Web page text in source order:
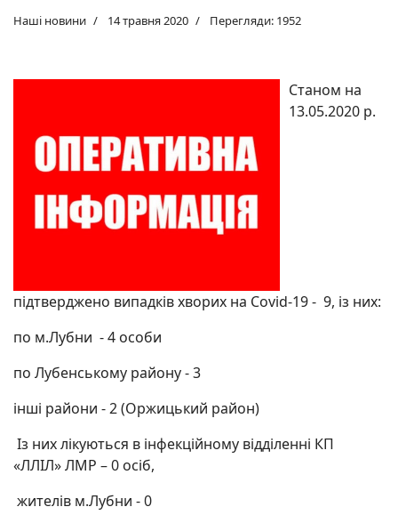
Наші новини 14 травня 2020 Перегляди: 1952
Станом на
13.05.2020 р.
підтверджено випадків хворих на Covid-19 - 9, із них:
по м.Лубни - 4 особи
по Лубенському району - 3
інші райони - 2 (Оржицький район)
Із них лікуються в інфекційному відділенні КП
«ЛЛІЛ» ЛМР – 0 осіб,
жителів м.Лубни - 0